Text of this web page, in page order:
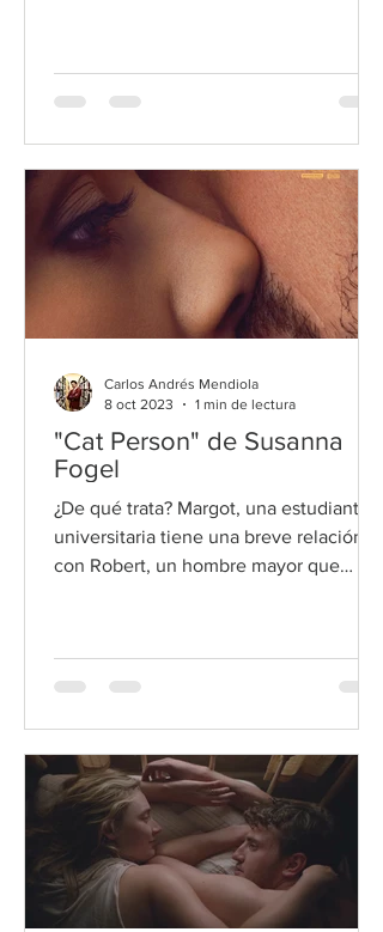
"Cat Person" de Susanna
Fogel
¿De qué trata? Margot, una estudiante
universitaria tiene una breve relación
con Robert, un hombre mayor que
Carlos Andrés Mendiola
8 oct 2023
1 min de lectura